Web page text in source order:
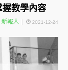
握教學內容
新報人 2021-12-24